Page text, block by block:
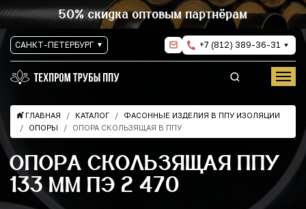
50% скидка оптовым партнёрам
САНКТ-ПЕТЕРБУРГ +7 (812) 389-36-31
ГЛАВНАЯ КАТАЛОГ
ФАСОННЫЕ ИЗДЕЛИЯ В ППУ ИЗОЛЯЦИИ
ОПОРЫ
ОПОРА СКОЛЬЗЯЩАЯ В ППУ
ОПОРА СКОЛЬЗЯЩАЯ ППУ
133 ММ ПЭ 2 470